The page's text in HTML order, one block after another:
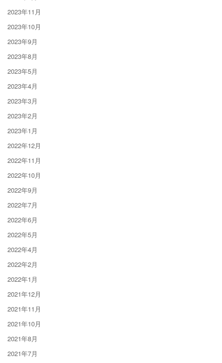
2023年11月
2023年10月
2023年9月
2023年8月
2023年5月
2023年4月
2023年3月
2023年2月
2023年1月
2022年12月
2022年11月
2022年10月
2022年9月
2022年7月
2022年6月
2022年5月
2022年4月
2022年2月
2022年1月
2021年12月
2021年11月
2021年10月
2021年8月
2021年7月